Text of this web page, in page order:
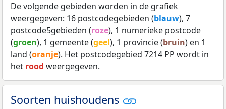
De volgende gebieden worden in de grafiek
weergegeven: 16 postcodegebieden (blauw), 7
postcode5gebieden (roze), 1 numerieke postcode
(groen), 1 gemeente (geel), 1 provincie (bruin) en 1
land (oranje). Het postcodegebied 7214 PP wordt in
het rood weergegeven.
Soorten huishoudens